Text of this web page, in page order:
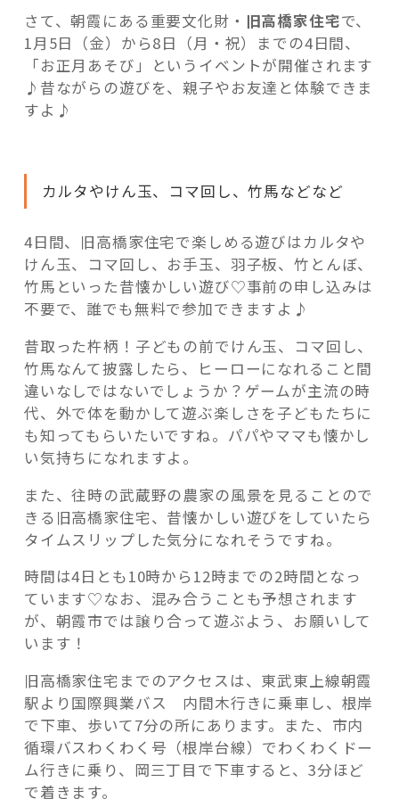
8
日”
の
さて、朝霞にある重要文化財・ 旧高橋家住宅で、
1月5日（金）から8日（月・祝）までの4日間、
「お正月あそび」というイベントが開催されます
♪昔ながらの遊びを、親子やお友達と体験できま
すよ♪
カルタやけん玉、コマ回し、竹馬などなど
4日間、旧高橋家住宅で楽しめる遊びはカルタや
けん玉、コマ回し、お手玉、羽子板、竹とんぼ、
竹馬といった昔懐かしい遊び♡事前の申し込みは
不要で、誰でも無料で参加できますよ♪
昔取った杵柄！子どもの前でけん玉、コマ回し、
竹馬なんて披露したら、ヒーローになれること間
違いなしではないでしょうか？ゲームが主流の時
代、外で体を動かして遊ぶ楽しさを子どもたちに
も知ってもらいたいですね。パパやママも懐かし
い気持ちになれますよ。
また、往時の武蔵野の農家の風景を見ることので
きる旧高橋家住宅、昔懐かしい遊びをしていたら
タイムスリップした気分になれそうですね。
時間は4日とも10時から12時までの2時間となっ
ています♡なお、混み合うことも予想されます
が、朝霞市では譲り合って遊ぶよう、お願いして
います！
旧高橋家住宅までのアクセスは、東武東上線朝霞
駅より国際興業バス 内間木行きに乗車し、根岸
で下車、歩いて7分の所にあります。また、市内
循環バスわくわく号（根岸台線）でわくわくドー
ム行きに乗り、岡三丁目で下車すると、3分ほど
で着きます。